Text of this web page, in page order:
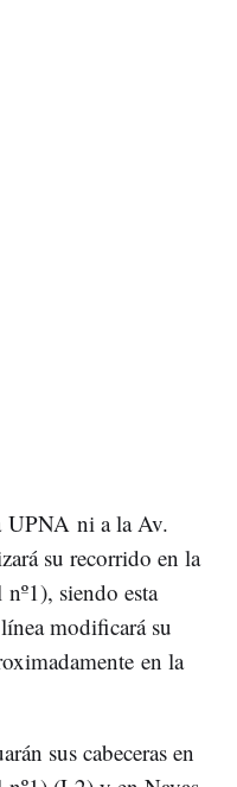
UPNA ni a la Av.
su recorrido en la
siendo esta
modificará su
en la
sus cabeceras en